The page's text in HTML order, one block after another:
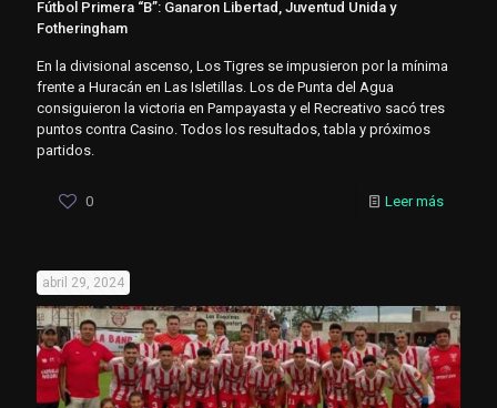
Fútbol Primera “B”: Ganaron Libertad, Juventud Unida y
Fotheringham
En la divisional ascenso, Los Tigres se impusieron por la mínima
frente a Huracán en Las Isletillas. Los de Punta del Agua
consiguieron la victoria en Pampayasta y el Recreativo sacó tres
puntos contra Casino. Todos los resultados, tabla y próximos
partidos.
0 Leer más
abril 29, 2024